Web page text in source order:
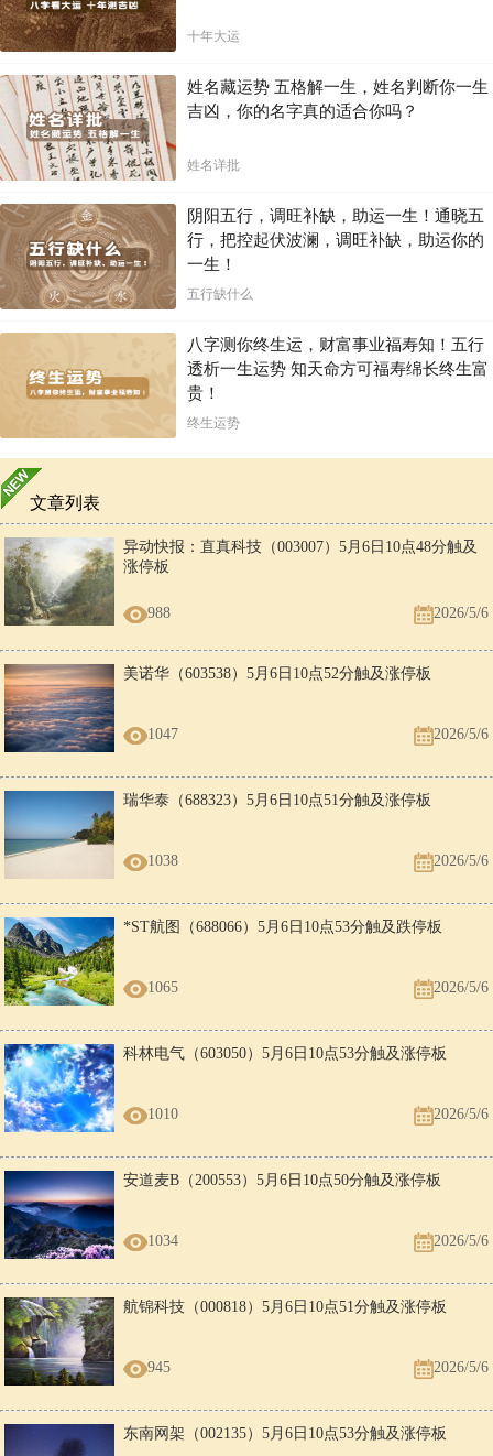
十年大运
姓名藏运势 五格解一生，姓名判断你一生
吉凶，你的名字真的适合你吗？
姓名详批
阴阳五行，调旺补缺，助运一生！通晓五
行，把控起伏波澜，调旺补缺，助运你的
一生！
五行缺什么
八字测你终生运，财富事业福寿知！五行
透析一生运势 知天命方可福寿绵长终生富
贵！
终生运势
文章列表
异动快报：直真科技（003007）5月6日10点48分触及
涨停板
988 2026/5/6
美诺华（603538）5月6日10点52分触及涨停板
1047 2026/5/6
瑞华泰（688323）5月6日10点51分触及涨停板
1038 2026/5/6
*ST航图（688066）5月6日10点53分触及跌停板
1065 2026/5/6
科林电气（603050）5月6日10点53分触及涨停板
1010 2026/5/6
安道麦B（200553）5月6日10点50分触及涨停板
1034 2026/5/6
航锦科技（000818）5月6日10点51分触及涨停板
945 2026/5/6
东南网架（002135）5月6日10点53分触及涨停板